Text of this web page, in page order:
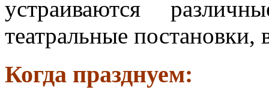
устраиваются
театральные постановки,
Когда празднуем: